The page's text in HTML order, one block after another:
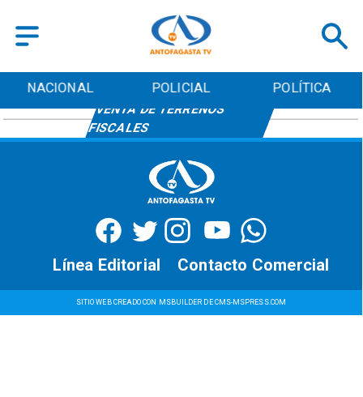
NACIONAL POLICIAL POLÍTICA
VENTA DE TERRENOS
FISCALES
SITIO WEB CREADO CON MSBUILDER DE CMS-MSPRESS.COM
Contacto Comercial
Línea Editorial